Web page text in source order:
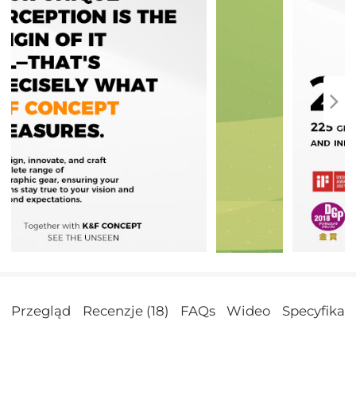
Przegląd Recenzje (18) FAQs Wideo